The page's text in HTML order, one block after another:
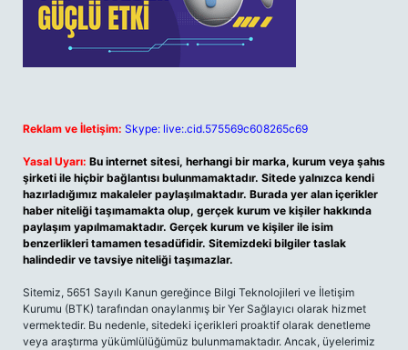
Reklam ve İletişim: Skype: live:.cid.575569c608265c69
Yasal Uyarı: Bu internet sitesi, herhangi bir marka, kurum veya şahıs
şirketi ile hiçbir bağlantısı bulunmamaktadır. Sitede yalnızca kendi
hazırladığımız makaleler paylaşılmaktadır. Burada yer alan içerikler
haber niteliği taşımamakta olup, gerçek kurum ve kişiler hakkında
paylaşım yapılmamaktadır. Gerçek kurum ve kişiler ile isim
benzerlikleri tamamen tesadüfidir. Sitemizdeki bilgiler taslak
halindedir ve tavsiye niteliği taşımazlar.
Sitemiz, 5651 Sayılı Kanun gereğince Bilgi Teknolojileri ve İletişim
Kurumu (BTK) tarafından onaylanmış bir Yer Sağlayıcı olarak hizmet
vermektedir. Bu nedenle, sitedeki içerikleri proaktif olarak denetleme
veya araştırma yükümlülüğümüz bulunmamaktadır. Ancak, üyelerimiz